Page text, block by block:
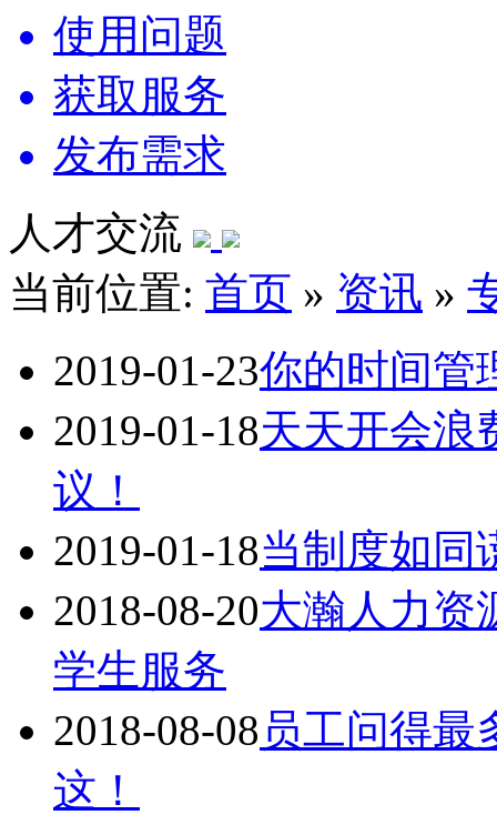
使用问题
获取服务
发布需求
人才交流
当前位置: 首页 » 资讯 »
2019-01-23你的时间管
2019-01-18天天开会浪
议！
2019-01-18当制度如同
2018-08-20大瀚人力资
学生服务
2018-08-08 员工问得最
这！